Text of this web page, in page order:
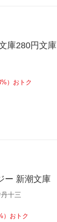
庫280円文庫
）おトク
ー 新潮文庫
十三
）おトク